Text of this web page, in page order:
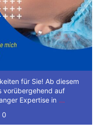
für Sie! Ab diesem
vorübergehend auf
Expertise in ...
0